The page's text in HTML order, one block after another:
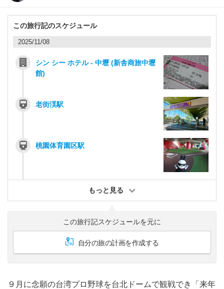
この旅行記のスケジュール
2025/11/08
シン シー ホテル - 中壢 (新舎商旅中壢
館)
老街渓駅
桃園体育園区駅
もっと見る
この旅行記スケジュールを元に
自分の旅の計画を作成する
９月に念願の台湾プロ野球を台北ドームで観戦でき「来年